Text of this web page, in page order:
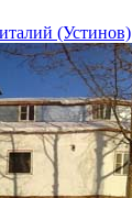
(Устинов)